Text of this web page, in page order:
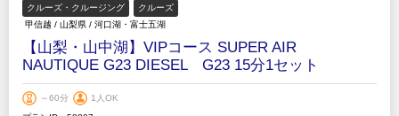
クルーズ・クルージング
クルーズ
甲信越 / 山梨県 / 河口湖・富士五湖
【山梨・山中湖】VIPコース SUPER AIR
NAUTIQUE G23 DIESEL G23 15分1セット
～60分
1人OK